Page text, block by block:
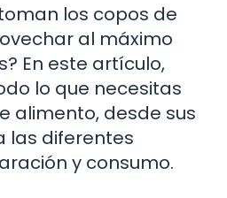
los copos de
al máximo
En este artículo,
lo que necesitas
alimento, desde sus
las diferentes
y consumo.